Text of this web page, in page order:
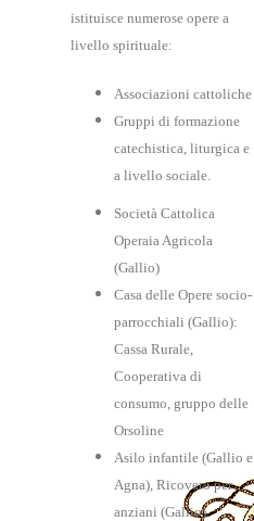
istituisce numerose opere a
livello spirituale:
Associazioni cattoliche
Gruppi di formazione
catechistica, liturgica e
a livello sociale.
Società Cattolica
Operaia Agricola
(Gallio)
Casa delle Opere socio-
parrocchiali (Gallio):
Cassa Rurale,
Cooperativa di
consumo, gruppo delle
Orsoline
Asilo infantile (Gallio e
Agna), Ricovero per
anziani (Gallio)